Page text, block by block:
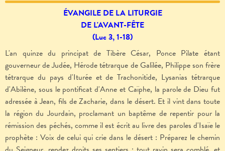
ÉVANGILE DE LA LITURGIE
DE L'AVANT-FÊTE
(Luc 3, 1-18)
L'an quinze du principat de Tibère César, Ponce Pilate étant
gouverneur de Judée, Hérode tétrarque de Galilée, Philippe son frère
tétrarque du pays d'Iturée et de Trachonitide, Lysanias tétrarque
d'Abilène, sous le pontificat d'Anne et Caïphe, la parole de Dieu fut
adressée à Jean, fils de Zacharie, dans le désert. Et il vint dans toute
la région du Jourdain, proclamant un baptême de repentir pour la
rémission des péchés, comme il est écrit au livre des paroles d'Isaïe le
prophète : Voix de celui qui crie dans le désert : Préparez le chemin